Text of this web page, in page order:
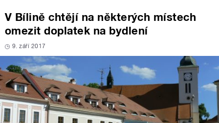
V Bílině chtějí na některých místech
omezit doplatek na bydlení
9. září 2017